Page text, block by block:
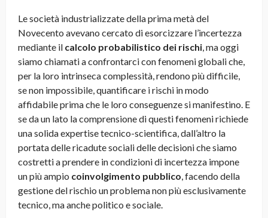
Le società industrializzate della prima metà del
Novecento avevano cercato di esorcizzare l’incertezza
mediante il calcolo probabilistico dei rischi, ma oggi
siamo chiamati a confrontarci con fenomeni globali che,
per la loro intrinseca complessità, rendono più difficile,
se non impossibile, quantificare i rischi in modo
affidabile prima che le loro conseguenze si manifestino. E
se da un lato la comprensione di questi fenomeni richiede
una solida expertise tecnico-scientifica, dall’altro la
portata delle ricadute sociali delle decisioni che siamo
costretti a prendere in condizioni di incertezza impone
un più ampio coinvolgimento pubblico, facendo della
gestione del rischio un problema non più esclusivamente
tecnico, ma anche politico e sociale.